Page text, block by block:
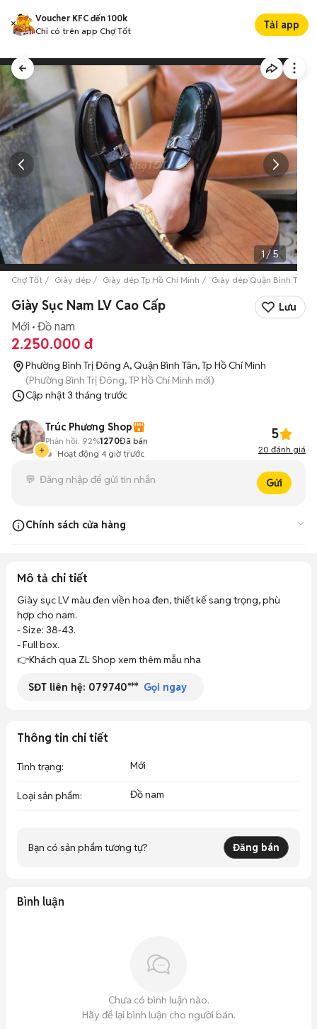
Voucher KFC đến 100k
Chỉ có trên app Chợ Tốt
Tải app
1/5
Chợ Tốt Giày dép Giày dép Tp Hồ Chí Minh Giày dép Quận Bình Tân
Giày Sục Nam LV Cao Cấp Lưu
Mới Đồ nam
2.250.000 đ
Phường Bình Trị Đông A, Quận Bình Tân, Tp Hồ Chí Minh
(Phường Bình Trị Đông, TP Hồ Chí Minh mới)
Cập nhật3 tháng trước
Trúc Phương Shop
Hoạt động 4 giờ trước
Phản hồi: 92%1270Đã bán 5
20 đánh giá
Gửi
Chính sách cửa hàng
Nhận hàng- kiểm tra trước thanh toán sau
Mô tả chi tiết
Giày sục LV màu đen viền hoa đen, thiết kế sang trọng, phù
hợp cho nam.
- Size: 38-43.
- Full box.
👉Khách qua ZL Shop xem thêm mẫu nha
SĐT liên hệ: 079740*** Gọi ngay
Thông tin chi tiết
Tình trạng: Mới
Loại sản phẩm: Đồ nam
Bạn có sản phẩm tương tự? Đăng bán
Bình luận
Chưa có bình luận nào.
Hãy để lại bình luận cho người bán.